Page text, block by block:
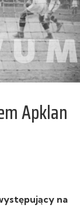
Apklan
na